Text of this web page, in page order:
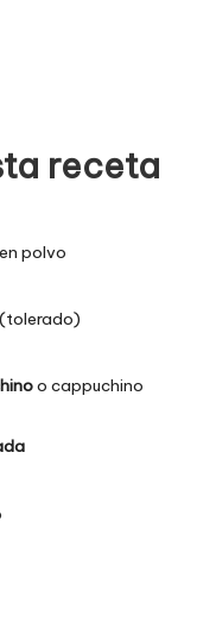
receta
en polvo
o cappuchino